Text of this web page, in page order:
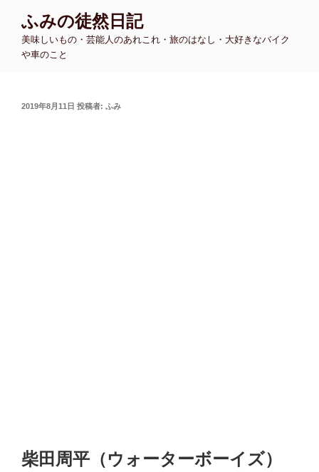
ふみの徒然日記
美味しいもの・芸能人のあれこれ・旅のはなし・大好きなバイク
や車のこと
投
2019年8月11日 投稿者: ふみ
柴田周平（ウォーターボーイズ）